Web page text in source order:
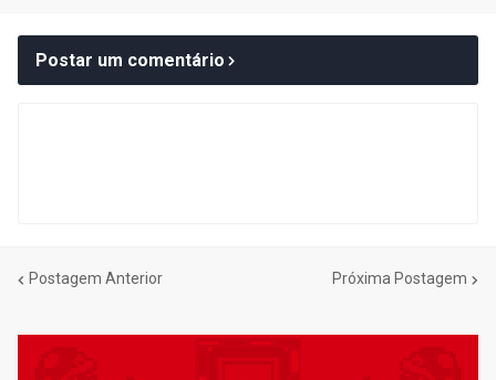
Postar um comentário
Postagem Anterior Próxima Postagem